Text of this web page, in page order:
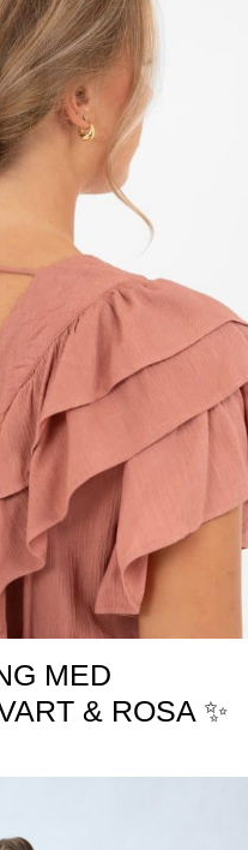
MED
& ROSA ✨